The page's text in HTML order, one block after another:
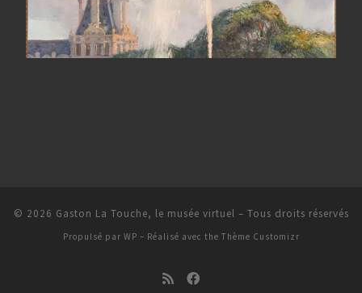
© 2026 Gaston La Touche, le musée virtuel – Tous droits réservés
Propulsé par WP – Réalisé avec the Thème Customizr